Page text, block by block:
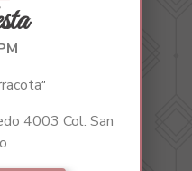
”
4003 Col. San